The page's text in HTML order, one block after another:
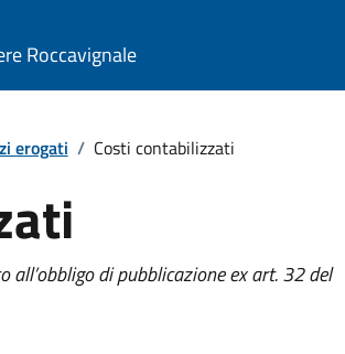
Roccavignale
erogati / Costi contabilizzati
all’obbligo di pubblicazione ex art. 32 del